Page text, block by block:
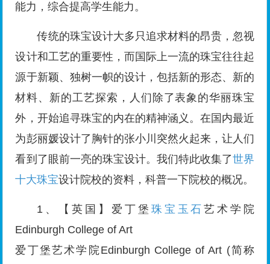
能力，综合提高学生能力。
传统的珠宝设计大多只追求材料的昂贵，忽视
设计和工艺的重要性，而国际上一流的珠宝往往起
源于新颖、独树一帜的设计，包括新的形态、新的
材料、新的工艺探索，人们除了表象的华丽珠宝
外，开始追寻珠宝的内在的精神涵义。在国内最近
为彭丽媛设计了胸针的张小川突然火起来，让人们
看到了眼前一亮的珠宝设计。我们特此收集了世界
十大珠宝设计院校的资料，科普一下院校的概况。
1、【英国】爱丁堡 珠宝玉石艺术学院
Edinburgh College of Art
爱丁堡艺术学院Edinburgh College of Art (简称